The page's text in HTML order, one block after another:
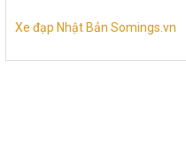
Xe đạp Nhật Bản Somings.vn